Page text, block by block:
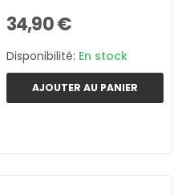
34,90 €
Disponibilité: En stock
AJOUTER AU PANIER